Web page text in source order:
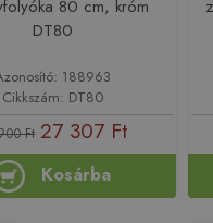
80 cm, króm
DT80
188963
Cikkszám: DT80
Ft 27 307 Ft
Kosárba